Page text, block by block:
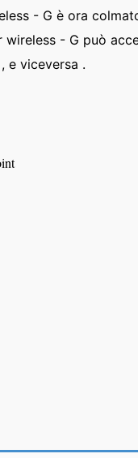
- G è ora
- G può
e viceversa .